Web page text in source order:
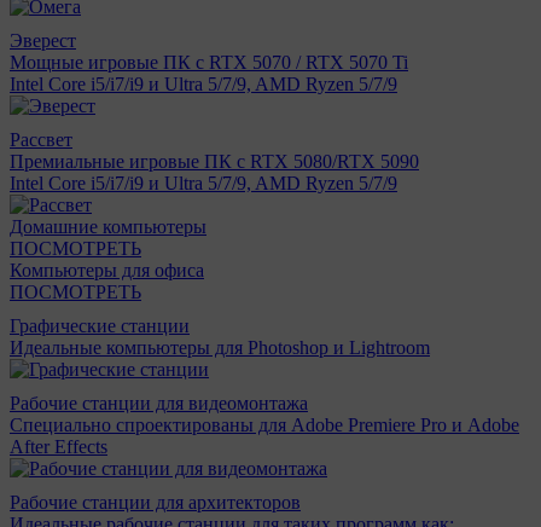
Эверест
Мощные игровые ПК с RTX 5070 / RTX 5070 Ti
Intel Core i5/i7/i9 и Ultra 5/7/9, AMD Ryzen 5/7/9
Рассвет
Премиальные игровые ПК с RTX 5080/RTX 5090
Intel Core i5/i7/i9 и Ultra 5/7/9, AMD Ryzen 5/7/9
Домашние компьютеры
ПОСМОТРЕТЬ
Компьютеры для офиса
ПОСМОТРЕТЬ
Графические станции
Идеальные компьютеры для Photoshop и Lightroom
Рабочие станции для видеомонтажа
Специально спроектированы для Adobe Premiere Pro и Adobe
After Effects
Рабочие станции для архитекторов